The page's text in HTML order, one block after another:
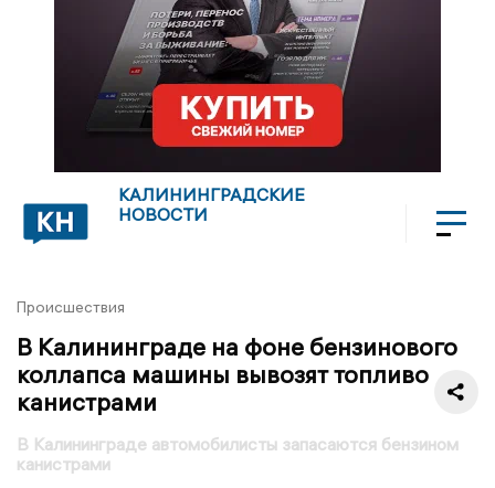
КАЛИНИНГРАДСКИЕ
НОВОСТИ
Происшествия
В Калининграде на фоне бензинового
коллапса машины вывозят топливо
канистрами
В Калининграде автомобилисты запасаются бензином
канистрами